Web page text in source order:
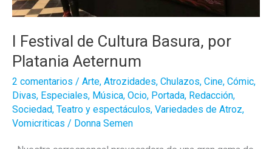
I Festival de Cultura Basura, por
Platania Aeternum
2 comentarios / Arte, Atrozidades, Chulazos, Cine, Cómic,
Divas, Especiales, Música, Ocio, Portada, Redacción,
Sociedad, Teatro y espectáculos, Variedades de Atroz,
Vomicriticas / Donna Semen